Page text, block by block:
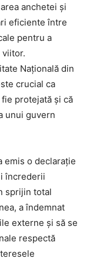
anchetei și
eficiente între
pentru a
Națională din
crucial ca
protejată și că
unui guvern
emis o declarație
încrederii
sprijin total
a îndemnat
externe și să se
respectă